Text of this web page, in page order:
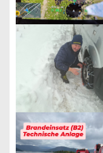
i
g
i
o